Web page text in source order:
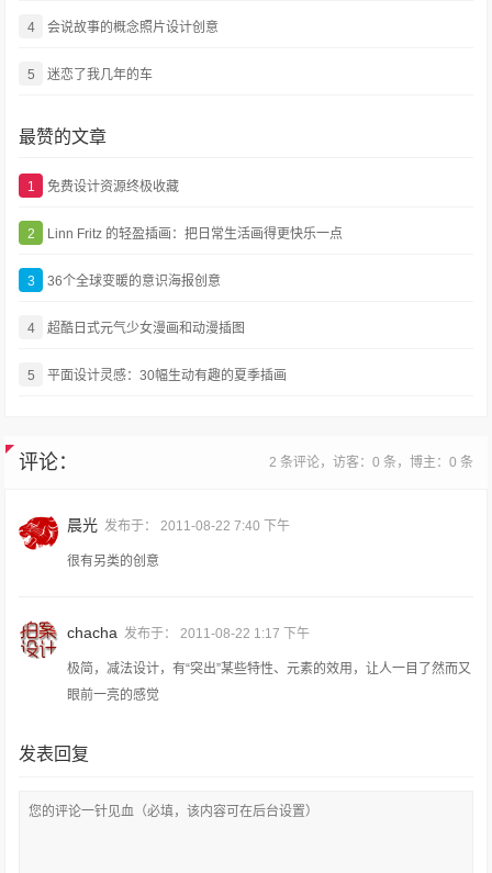
4 会说故事的概念照片设计创意
5 迷恋了我几年的车
最赞的文章
1 免费设计资源终极收藏
2 Linn Fritz 的轻盈插画：把日常生活画得更快乐一点
3 36个全球变暖的意识海报创意
4 超酷日式元气少女漫画和动漫插图
5 平面设计灵感：30幅生动有趣的夏季插画
评论： 2 条评论，访客：0 条，博主：0 条
晨光 发布于：2011-08-22 7:40 下午
很有另类的创意
chacha 发布于：2011-08-22 1:17 下午
极简，减法设计，有“突出”某些特性、元素的效用，让人一目了然而又
眼前一亮的感觉
发表回复